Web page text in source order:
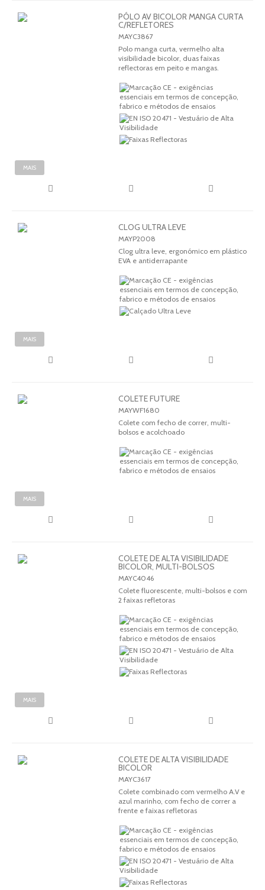
PÓLO AV BICOLOR MANGA CURTA
C/REFLETORES
MAYC3867
Polo manga curta, vermelho alta
visibilidade bicolor, duas faixas
reflectoras em peito e mangas.
MAIS
CLOG ULTRA LEVE
MAYP2008
Clog ultra leve, ergonómico em plástico
EVA e antiderrapante
MAIS
COLETE FUTURE
MAYWF1680
Colete com fecho de correr, multi-
bolsos e acolchoado
MAIS
COLETE DE ALTA VISIBILIDADE
BICOLOR, MULTI-BOLSOS
MAYC4046
Colete fluorescente, multi-bolsos e com
2 faixas refletoras
MAIS
COLETE DE ALTA VISIBILIDADE
BICOLOR
MAYC3617
Colete combinado com vermelho A.V e
azul marinho, com fecho de correr a
frente e faixas refletoras